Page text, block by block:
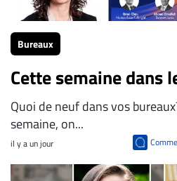
Bureaux
Cette semaine dans
Quoi de neuf dans vos
semaine, on...
il y a un jour